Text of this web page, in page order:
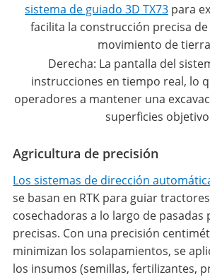
sistema de guiado 3D TX73 para
facilita la construcción precisa
movimiento de
Derecha: La pantalla del
instrucciones en tiempo real, lo
operadores a mantener una
superficies
Agricultura de precisión
Los sistemas de dirección
se basan en RTK para guiar
cosechadoras a lo largo de pasadas
precisas. Con una precisión
minimizan los solapamientos, se
los insumos (semillas, fertilizantes,